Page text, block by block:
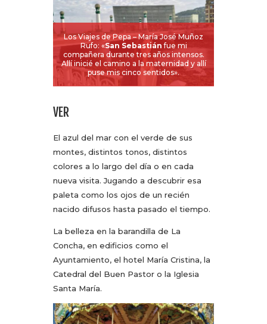
Los Viajes de Pepa – María José Muñoz
Rufo: «San Sebastián fue mi
compañera durante tres años intensos.
Allí inicié el camino a la maternidad y allí
puse mis cinco sentidos».
VER
El azul del mar con el verde de sus
montes, distintos tonos, distintos
colores a lo largo del día o en cada
nueva visita. Jugando a descubrir esa
paleta como los ojos de un recién
nacido difusos hasta pasado el tiempo.
La belleza en la barandilla de La
Concha, en edificios como el
Ayuntamiento, el hotel María Cristina, la
Catedral del Buen Pastor o la Iglesia
Santa María.